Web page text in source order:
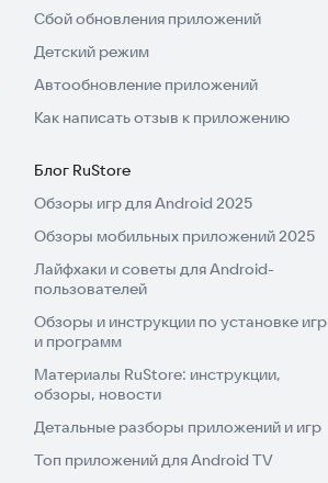
Сбой обновления приложений
Детский режим
Автообновление приложений
Как написать отзыв к приложению
Блог RuStore
Обзоры игр для Android 2025
Обзоры мобильных приложений 2025
Лайфхаки и советы для Android-
пользователей
Обзоры и инструкции по установке игр
и программ
Материалы RuStore: инструкции,
обзоры, новости
Детальные разборы приложений и игр
Топ приложений для Android TV